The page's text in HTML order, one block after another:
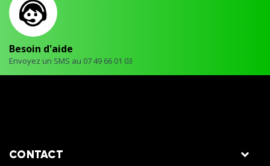
Besoin d'aide
Envoyez un SMS au 07 49 66 01 03
CONTACT